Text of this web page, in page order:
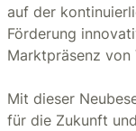
auf der
Förderung
Marktpräsenz von
Mit dieser
für die Zukunft